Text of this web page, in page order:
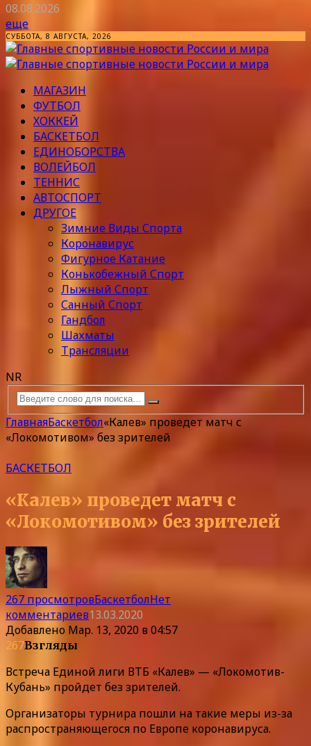
08.08.2026
еще
СУББОТА, 8 АВГУСТА, 2026
МАГАЗИН
ФУТБОЛ
ХОККЕЙ
БАСКЕТБОЛ
ЕДИНОБОРСТВА
ВОЛЕЙБОЛ
ТЕННИС
АВТОСПОРТ
ДРУГОЕ
Зимние Виды Спорта
Коронавирус
Фигурное Катание
Конькобежный Спорт
Лыжный Спорт
Санный Спорт
Гандбол
Шахматы
Трансляции
NR
ГлавнаяБаскетбол«Калев» проведет матч с
«Локомотивом» без зрителей
БАСКЕТБОЛ
«Калев» проведет матч с
«Локомотивом» без зрителей
267 просмотровБаскетболНет
комментариев13.03.2020
Добавлено Мар. 13, 2020 в 04:57
267Взгляды
Встреча Единой лиги ВТБ «Калев» — «Локомотив-
Кубань» пройдет без зрителей.
Организаторы турнира пошли на такие меры из-за
распространяющегося по Европе коронавируса.